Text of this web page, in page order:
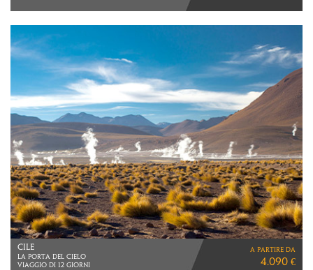
CILE
LA PORTA DEL CIELO
VIAGGIO DI 12 GIORNI
a partire da
4.090 €